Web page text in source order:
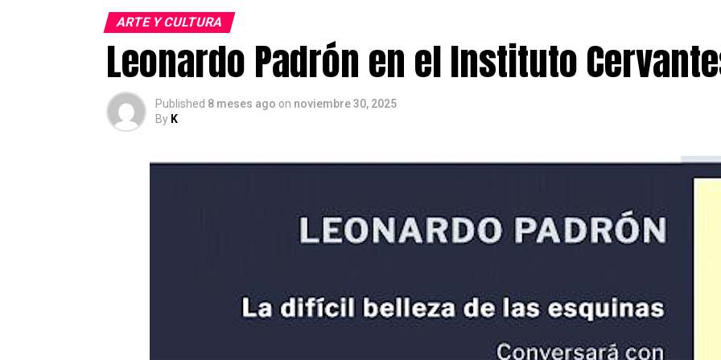
ARTE Y CULTURA
Leonardo Padrón en el Instituto
Published 8 meses ago on noviembre 30, 2025
By K